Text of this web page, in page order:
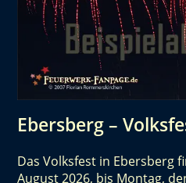
Ebersberg –
Das Volksfest in Ebersberg
August 2026, bis Montag,